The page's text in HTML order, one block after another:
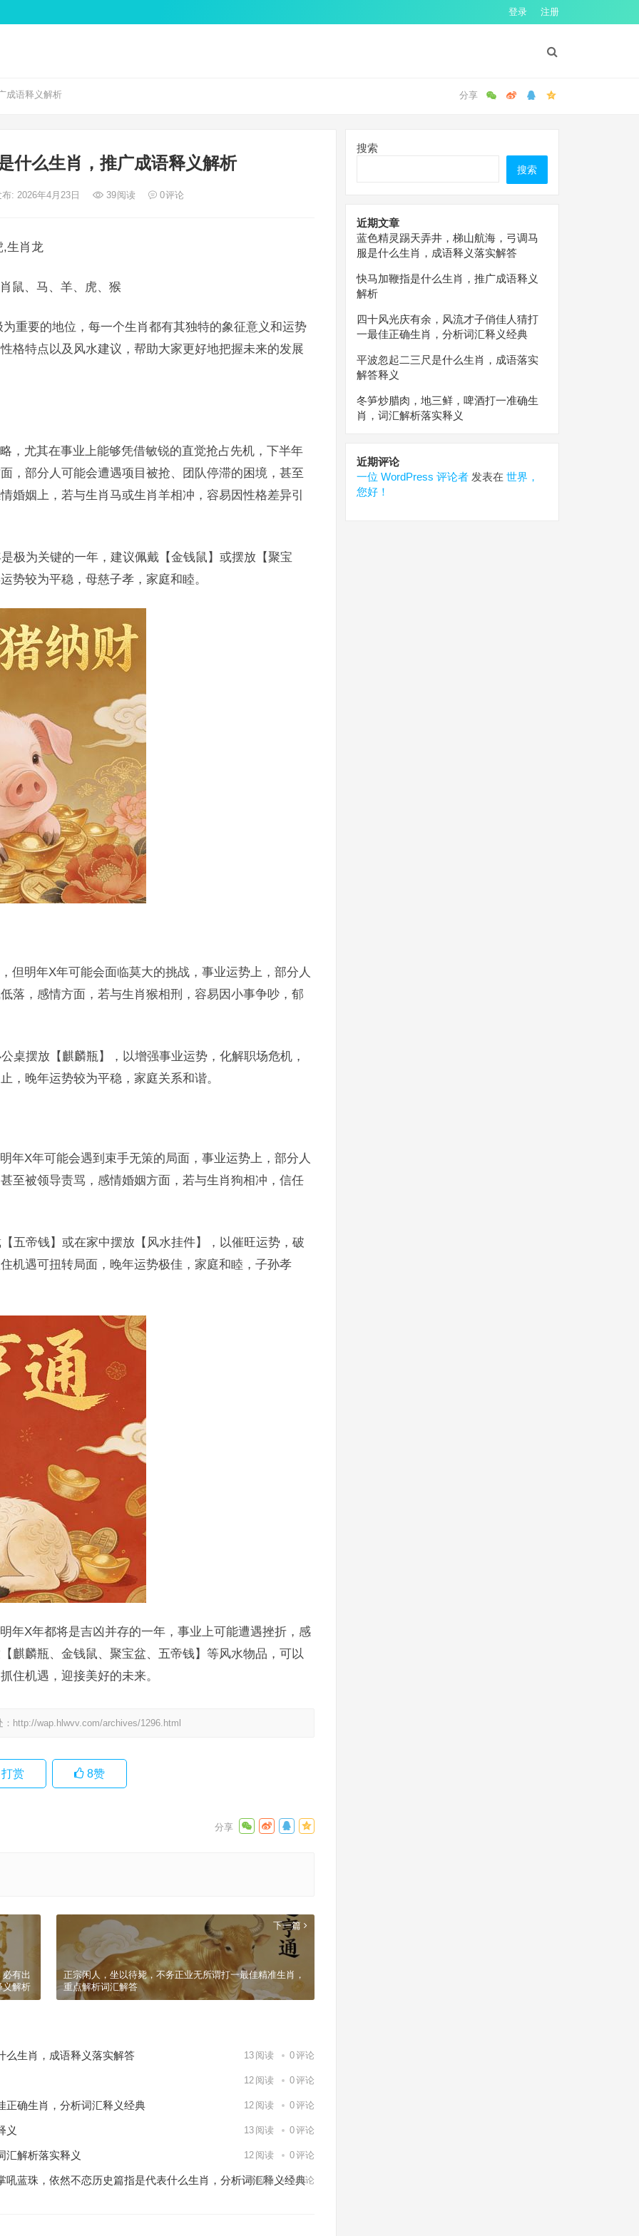
登录 注册
成语释义解析
什么生肖，推广成语释义解析
: 2026年4月23日 39阅读 0评论
,生肖龙
鼠、马、羊、虎、猴
重要的地位，每一个生肖都有其独特的象征意义和运势
格特点以及风水建议，帮助大家更好地把握未来的发展
，尤其在事业上能够凭借敏锐的直觉抢占先机，下半年
，部分人可能会遭遇项目被抢、团队停滞的困境，甚至
婚姻上，若与生肖马或生肖羊相冲，容易因性格差异引
极为关键的一年，建议佩戴【金钱鼠】或摆放【聚宝
势较为平稳，母慈子孝，家庭和睦。
但明年X年可能会面临莫大的挑战，事业运势上，部分人
落，感情方面，若与生肖猴相刑，容易因小事争吵，郁
桌摆放【麒麟瓶】，以增强事业运势，化解职场危机，
，晚年运势较为平稳，家庭关系和谐。
年X年可能会遇到束手无策的局面，事业运势上，部分人
至被领导责骂，感情婚姻方面，若与生肖狗相冲，信任
五帝钱】或在家中摆放【风水挂件】，以催旺运势，破
机遇可扭转局面，晚年运势极佳，家庭和睦，子孙孝
年X年都将是吉凶并存的一年，事业上可能遭遇挫折，感
麒麟瓶、金钱鼠、聚宝盆、五帝钱】等风水物品，可以
住机遇，迎接美好的未来。
http://wap.hlwvv.com/archives/1296.html
赏 8赞
有出
义解析
下一篇
正宗闲人，坐以待毙，不务正业无所谓打一最佳精准生肖，
重点解析词汇解答
么生肖，成语释义落实解答 13 阅读 0评论
12 阅读 0评论
正确生肖，分析词汇释义经典 12 阅读 0评论
义 13 阅读 0评论
汇解析落实释义 12 阅读 0评论
蓝珠，依然不恋历史篇指是代表什么生肖，分析词汇释义经典
9 阅读 0评论
搜索
搜索
近期文章
蓝色精灵踢天弄井，梯山航海，弓调马
服是什么生肖，成语释义落实解答
快马加鞭指是什么生肖，推广成语释义
解析
四十风光庆有余，风流才子俏佳人猜打
一最佳正确生肖，分析词汇释义经典
平波忽起二三尺是什么生肖，成语落实
解答释义
冬笋炒腊肉，地三鲜，啤酒打一准确生
肖，词汇解析落实释义
近期评论
一位 WordPress 评论者 发表在 世界，
您好！